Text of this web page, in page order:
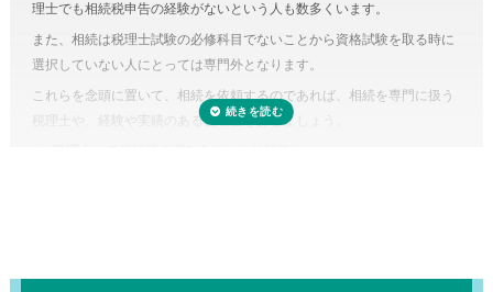
のです。また、たとえ単純な計算ミスだったとしても間違って申告して
しまえば罰金のペナルティ対象になるおそれもあります。仮に税務調査
対象となった場合、税理士に立ち会ってもらうことも可能です。
税理士に依頼しなくてもいい場合はある？
正味の遺産額（相続税の課税の対象となる財産の合計額）が相続税の基
理士でも相続税申告の経験がないという人も数多くいます。
また、相続は税理士試験の必修科目でないことから資格試験を取る時に
選択していない人にとっては専門外となります。
これらを念頭に置いて、相続を依頼するのであれば、相続を専門に扱う
税理士や、経験や実績のある税理士を探しましょう。